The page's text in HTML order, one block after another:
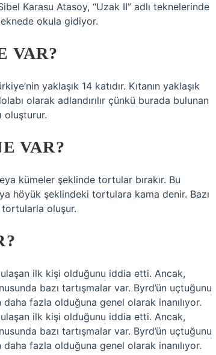
Karasu Atasoy, “Uzak II” adlı teknelerinde
okula gidiyor.
VAR?
yaklaşık 14 katıdır. Kıtanın yaklaşık
olarak adlandırılır çünkü burada bulunan
oluşturur.
VAR?
kümeler şeklinde tortular bırakır. Bu
höyük şeklindeki tortulara kama denir. Bazı
tortularla oluşur.
ilk kişi olduğunu iddia etti. Ancak,
bazı tartışmalar var. Byrd’ün uçtuğunu
fazla olduğuna genel olarak inanılıyor.
ilk kişi olduğunu iddia etti. Ancak,
bazı tartışmalar var. Byrd’ün uçtuğunu
fazla olduğuna genel olarak inanılıyor.